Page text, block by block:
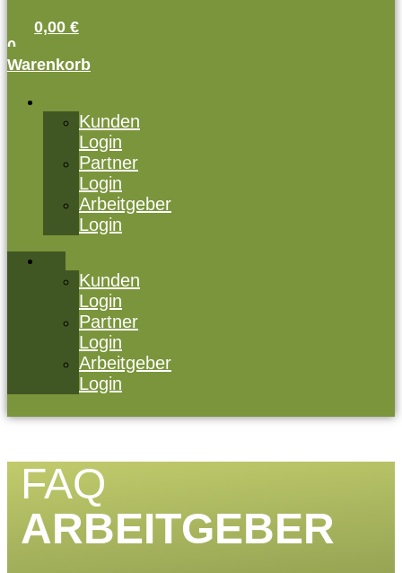
0,00 €
0
Warenkorb
Kunden
Login
Partner
Login
Arbeitgeber
Login
Kunden
Login
Partner
Login
Arbeitgeber
Login
FAQ
ARBEITGEBER